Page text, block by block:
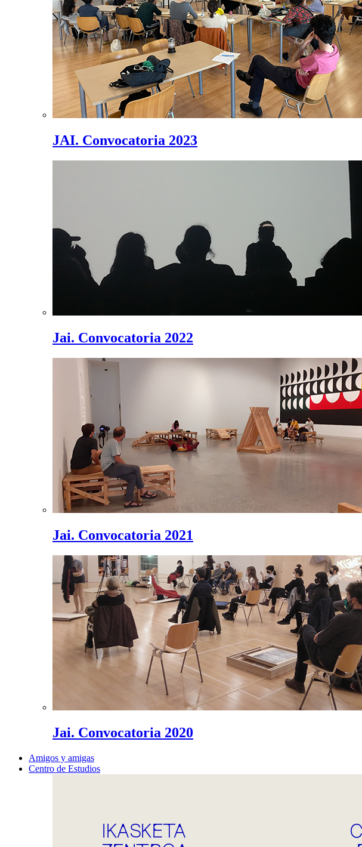
JAI. Convocatoria 2023
Jai. Convocatoria 2022
Jai. Convocatoria 2021
Jai. Convocatoria 2020
Amigos y amigas
Centro de Estudios